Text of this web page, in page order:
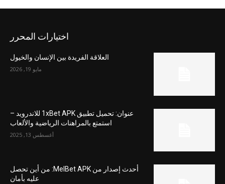
اختيارات المحرر
العلاقة الفريدة بين الإنسان والخيول
مايو 19, 2026
عنوان: تحميل تطبيق 1xBet APK للاندرويد –
استمتع بالمراهنات الرياضية والألعاب
أغسطس 13, 2025
أحدث إصدار من MelBet APK: من أين تحصل
عليه بأمان